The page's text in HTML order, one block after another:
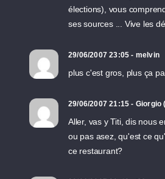
élections), vous
ses sources ... Vive les
29/06/2007 23:05 - melvin
plus c'est gros, plus ça
29/06/2007 21:15 - Giorgio
Aller, vas y Titi, dis nous
ou pas asez, qu'est ce
ce restaurant?